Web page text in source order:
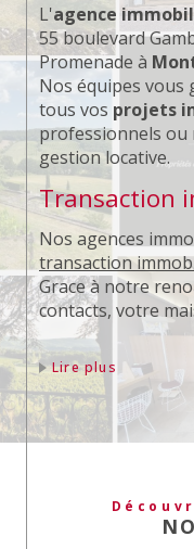
L'agence
55 boulevard
Promenade à
Nos équipes
tous vos projets
professionnels ou
gestion locative.
Transaction
Nos agences
transaction
Grace à notre
contacts, votre
auprès de nos
Location
Notre équipe
votre
sera rapidement
Lire plus